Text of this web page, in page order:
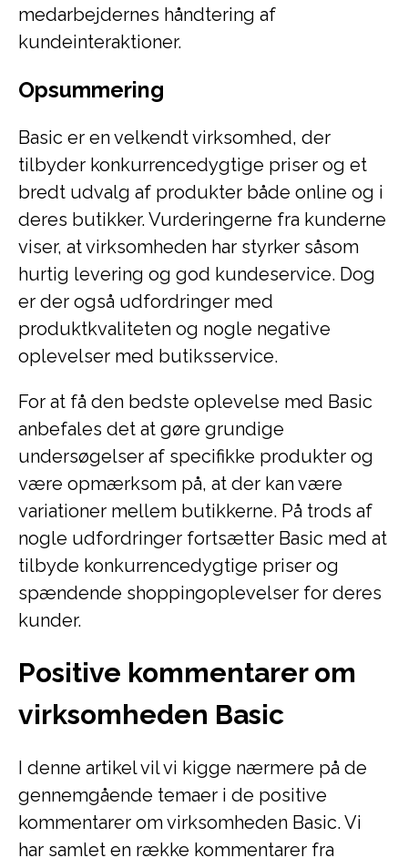
medarbejdernes håndtering af
kundeinteraktioner.
Opsummering
Basic er en velkendt virksomhed, der
tilbyder konkurrencedygtige priser og et
bredt udvalg af produkter både online og i
deres butikker. Vurderingerne fra kunderne
viser, at virksomheden har styrker såsom
hurtig levering og god kundeservice. Dog
er der også udfordringer med
produktkvaliteten og nogle negative
oplevelser med butiksservice.
For at få den bedste oplevelse med Basic
anbefales det at gøre grundige
undersøgelser af specifikke produkter og
være opmærksom på, at der kan være
variationer mellem butikkerne. På trods af
nogle udfordringer fortsætter Basic med at
tilbyde konkurrencedygtige priser og
spændende shoppingoplevelser for deres
kunder.
Positive kommentarer om
virksomheden Basic
I denne artikel vil vi kigge nærmere på de
gennemgående temaer i de positive
kommentarer om virksomheden Basic. Vi
har samlet en række kommentarer fra